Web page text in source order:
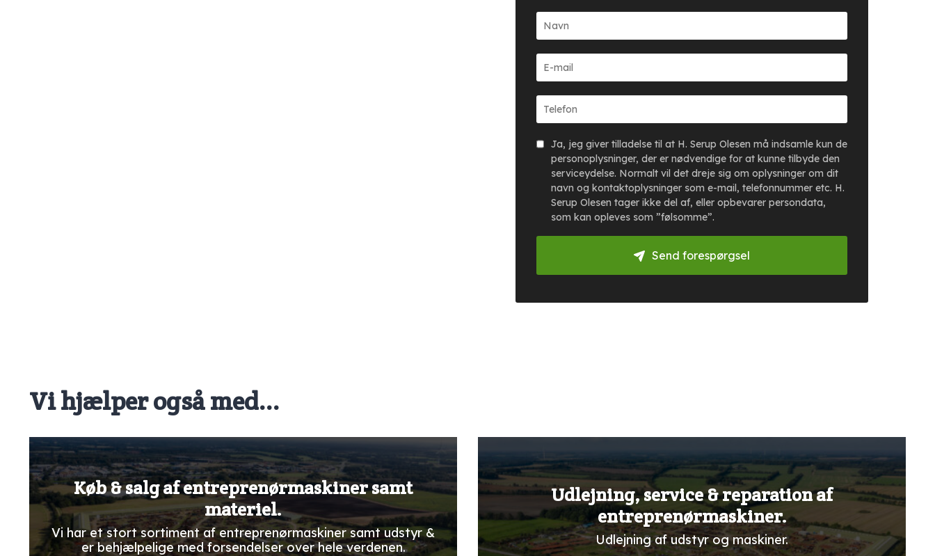
Ja, jeg giver tilladelse til at H. Serup Olesen må indsamle kun de
personoplysninger, der er nødvendige for at kunne tilbyde den
serviceydelse. Normalt vil det dreje sig om oplysninger om dit
navn og kontaktoplysninger som e-mail, telefonnummer etc. H.
Serup Olesen tager ikke del af, eller opbevarer persondata,
som kan opleves som ”følsomme”.
Send forespørgsel
Vi hjælper også med...
Køb & salg af entreprenørmaskiner samt
materiel.
Vi har et stort sortiment af entreprenørmaskiner samt udstyr &
er behjælpelige med forsendelser over hele verdenen.
Udlejning, service & reparation af
entreprenørmaskiner.
Udlejning af udstyr og maskiner.